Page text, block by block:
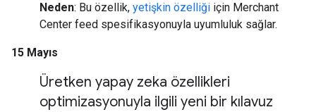
Neden: Bu özellik, yetişkin özelliği için Merchant
Center feed spesifikasyonuyla uyumluluk sağlar.
15 Mayıs
Üretken yapay zeka özellikleri
optimizasyonuyla ilgili yeni bir kılavuz